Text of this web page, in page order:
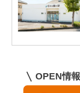
OPEN情